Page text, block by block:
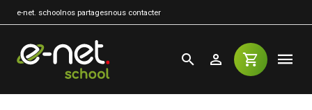
e-net. schoolnos partagesnous contacter